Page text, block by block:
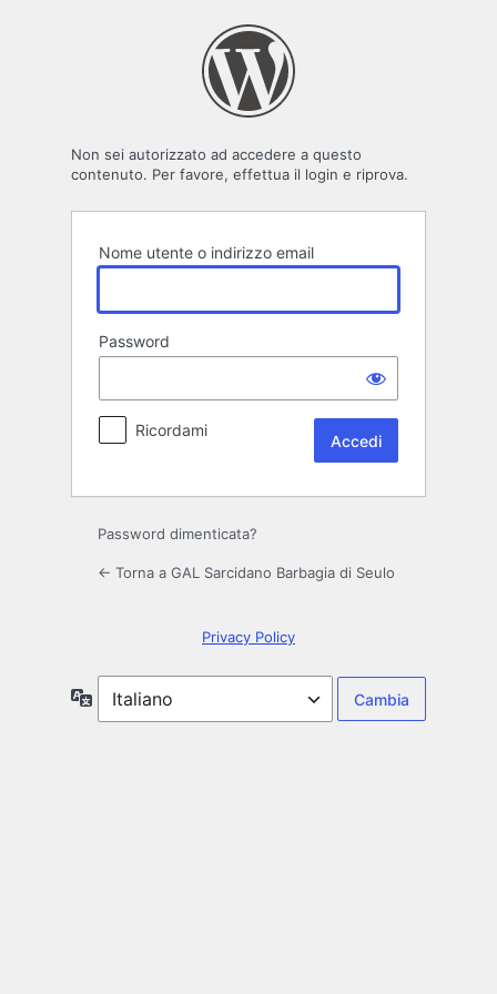
Non sei autorizzato ad accedere a questo
contenuto. Per favore, effettua il login e riprova.
Nome utente o indirizzo email
Password
Ricordami
Password dimenticata?
← Torna a GAL Sarcidano Barbagia di Seulo
Privacy Policy
Lingua